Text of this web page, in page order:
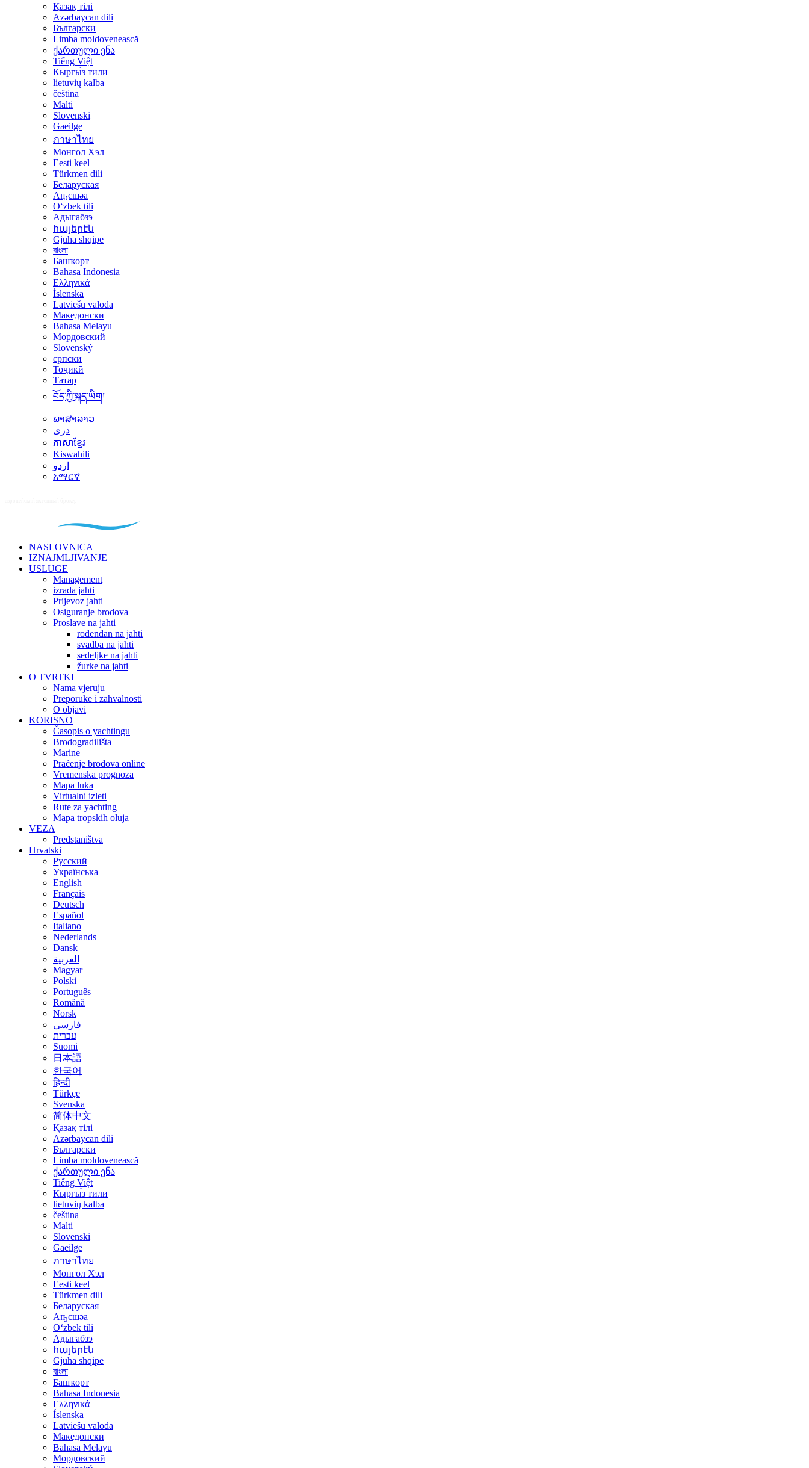
Қазақ тілі
Azərbaycan dili
Български
Limba moldovenească
ქართული ენა
Tiếng Việt
Кыргы́з тили
lietuvių kalba
čeština
Malti
Slovenski
Gaeilge
ภาษาไทย
Монгол Хэл
Eesti keel
Türkmen dili
Беларуская
Аҧсшәа
Oʻzbek tili
Адыгабзэ
հայերէն
Gjuha shqipe
বাংলা
Башҡорт
Bahasa Indonesia
Ελληνικά
Íslenska
Latviešu valoda
Македонски
Bahasa Melayu
Мордовский
Slovenský
српски
Тоҷикӣ
Татар
བོད་ཀྱི་སྐད་ཡིག།
ພາສາລາວ
دری
ភាសាខ្មែរ
Kiswahili
اردو
አማርኛ
NASLOVNICA
IZNAJMLJIVANJE
USLUGE
Management
izrada jahti
Prijevoz jahti
Osiguranje brodova
Proslave na jahti
rođendan na jahti
svadba na jahti
sedeljke na jahti
žurke na jahti
O TVRTKI
Nama vjeruju
Preporuke i zahvalnosti
O objavi
KORISNO
Časopis o yachtingu
Brodogradilišta
Marine
Praćenje brodova online
Vremenska prognoza
Mapa luka
Virtualni izleti
Rute za yachting
Mapa tropskih oluja
VEZA
Predstaništva
Hrvatski
Русский
Українська
English
Français
Deutsch
Español
Italiano
Nederlands
Dansk
العربية
Magyar
Polski
Português
Română
Norsk
فارسی
עברית
Suomi
日本語
한국어
हिन्दी
Türkçe
Svenska
简体中文
Қазақ тілі
Azərbaycan dili
Български
Limba moldovenească
ქართული ენა
Tiếng Việt
Кыргы́з тили
lietuvių kalba
čeština
Malti
Slovenski
Gaeilge
ภาษาไทย
Монгол Хэл
Eesti keel
Türkmen dili
Беларуская
Аҧсшәа
Oʻzbek tili
Адыгабзэ
հայերէն
Gjuha shqipe
বাংলা
Башҡорт
Bahasa Indonesia
Ελληνικά
Íslenska
Latviešu valoda
Македонски
Bahasa Melayu
Мордовский